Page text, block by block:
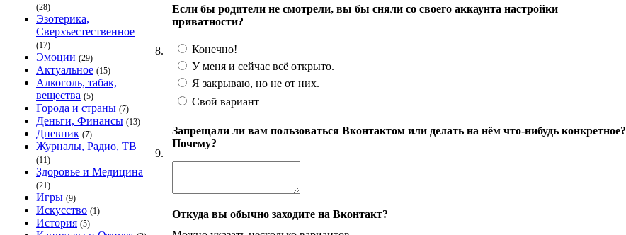
(28)
Эзотерика,
Сверхъестественное
(17)
Эмоции (29)
Актуальное (15)
Алкоголь, табак,
вещества (5)
Города и страны (7)
Деньги, Финансы (13)
Дневник (7)
Журналы, Радио, ТВ
(11)
Здоровье и Медицина
(21)
Игры (9)
Искусство (1)
История (5)
8.
Если бы родители не смотрели, вы бы сняли со своего аккаунта настройки
приватности?
Конечно!
У меня и сейчас всё открыто.
Я закрываю, но не от них.
Свой вариант
9.
Запрещали ли вам пользоваться Вконтактом или делать на нём что-нибудь конкретное?
Почему?
Откуда вы обычно заходите на Вконтакт?